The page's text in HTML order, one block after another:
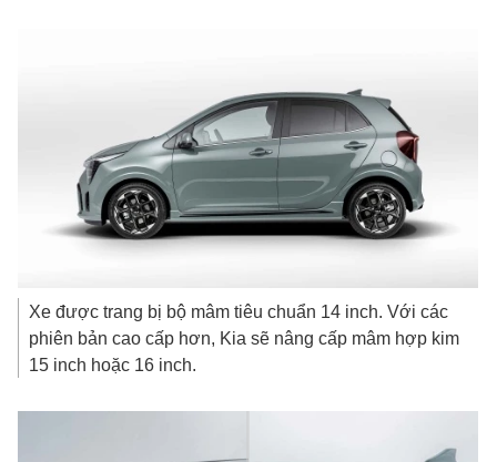
Xe được trang bị bộ mâm tiêu chuẩn 14 inch. Với các
phiên bản cao cấp hơn, Kia sẽ nâng cấp mâm hợp kim
15 inch hoặc 16 inch.